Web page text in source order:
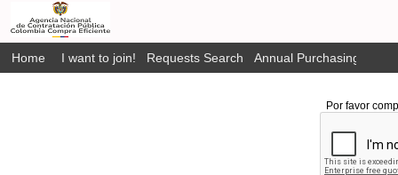
Home I want to join! Requests Search Annual Purchasing Plan
Por favor